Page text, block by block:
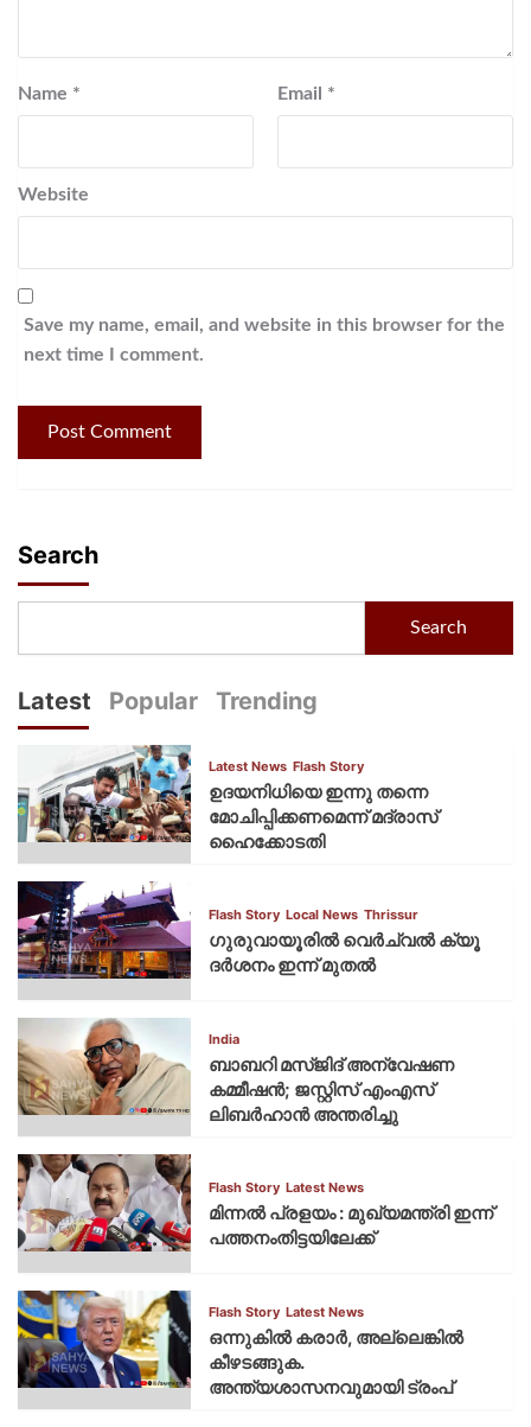
Name * Email *
Website
Save my name, email, and website in this browser for the
next time I comment.
Search
Search
Latest Popular Trending
Latest News Flash Story
ഉദയനിധിയെ ഇന്നു തന്നെ
മോചിപ്പിക്കണമെന്ന് മദ്രാസ്
ഹൈക്കോടതി
Flash Story Local News Thrissur
ഗുരുവായൂരില്‍ വെര്‍ച്വല്‍ ക്യൂ
ദര്‍ശനം ഇന്ന് മുതല്‍
India
ബാബറി മസ്ജിദ് അന്വേഷണ
കമ്മീഷന്‍; ജസ്റ്റിസ് എംഎസ്
ലിബര്‍ഹാന്‍ അന്തരിച്ചു
Flash Story Latest News
മിന്നല്‍ പ്രളയം : മുഖ്യമന്ത്രി ഇന്ന്
പത്തനംതിട്ടയിലേക്ക്
Flash Story Latest News
ഒന്നുകില്‍ കരാര്‍, അല്ലെങ്കില്‍
കീഴടങ്ങുക.
അന്ത്യശാസനവുമായി ട്രംപ്